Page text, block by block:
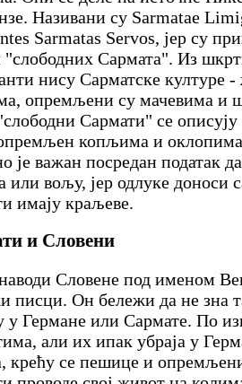
Називани су Sarmatae
Sarmatas Servos, јер су
"слободних Сармата". Из
нису Сарматске културе
опремљени су мачевима и
Сармати" се
копљима и
је важан посредан податак
или вољу, јер одлуке доноси
имају краљеве.
и Словени
Словене под именом
писци. Он бележи да не зна
у Германе или Сармате. По
али их ипак убраја у
крећу се пешице и